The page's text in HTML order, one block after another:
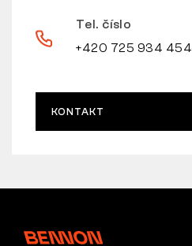
Tel. číslo
+420 725 934 454
KONTAKT